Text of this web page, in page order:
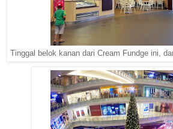
Tinggal belok kanan dari Cream Fundge ini,